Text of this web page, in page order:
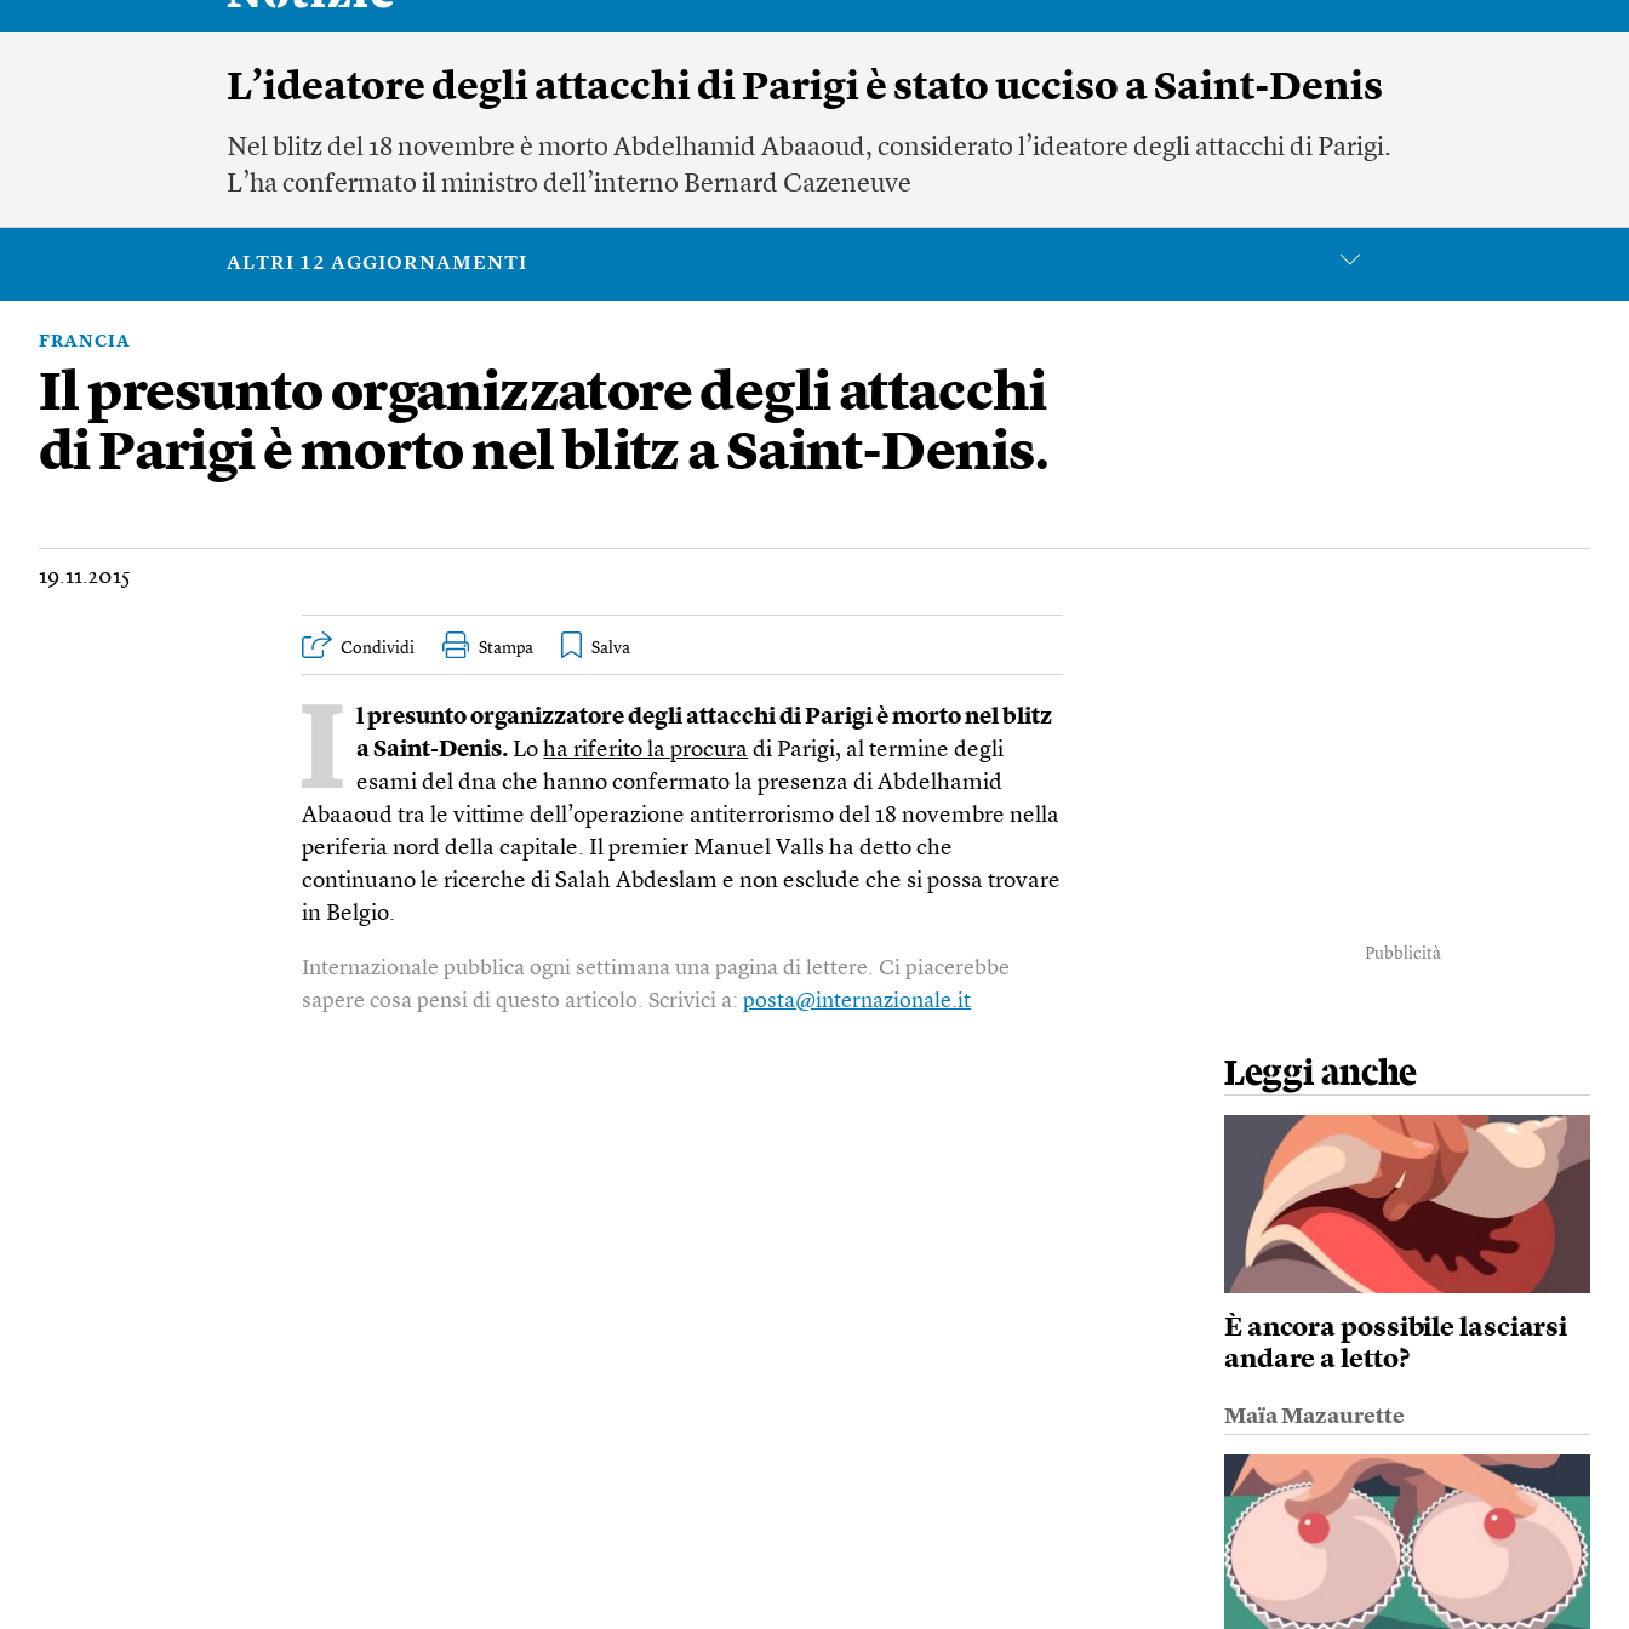
L’ideatore degli attacchi di Parigi è stato ucciso a Saint-Denis
Nel blitz del 18 novembre è morto Abdelhamid Abaaoud, considerato l’ideatore degli attacchi di Parigi.
L’ha confermato il ministro dell’interno Bernard Cazeneuve
ALTRI 12 AGGIORNAMENTI
FRANCIA
Il presunto organizzatore degli attacchi
di Parigi è morto nel blitz a Saint-Denis.
19.11.2015
Condividi Stampa
I l presunto organizzatore degli attacchi di Parigi è morto nel blitz
a Saint-Denis. Loha riferito la procura di Parigi, al termine degli
esami del dna che hanno confermato la presenza di Abdelhamid
Abaaoud tra le vittime dell’operazione antiterrorismo del 18 novembre nella
periferia nord della capitale. Il premier Manuel Valls ha detto che
continuano le ricerche di Salah Abdeslam e non esclude che si possa trovare
in Belgio.
Internazionale pubblica ogni settimana una pagina di lettere. Ci piacerebbe
sapere cosa pensi di questo articolo. Scrivici a:posta@internazionale.it
Pubblicità
Leggi anche
È ancora possibile lasciarsi
andare a letto?
Maïa Mazaurette